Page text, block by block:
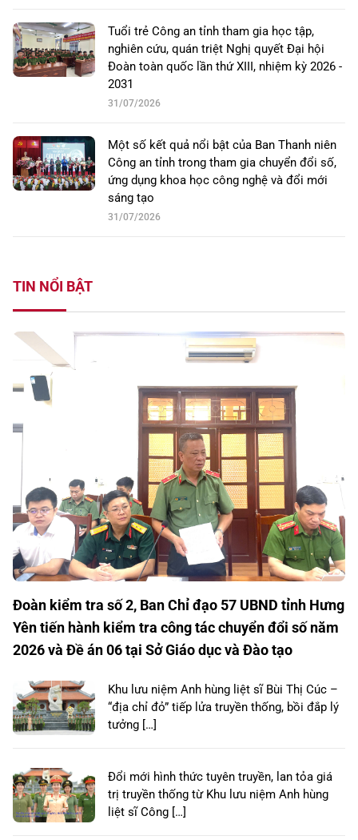
Tuổi trẻ Công an tỉnh tham gia học tập,
nghiên cứu, quán triệt Nghị quyết Đại hội
Đoàn toàn quốc lần thứ XIII, nhiệm kỳ 2026 -
2031
31/07/2026
Một số kết quả nổi bật của Ban Thanh niên
Công an tỉnh trong tham gia chuyển đổi số,
ứng dụng khoa học công nghệ và đổi mới
sáng tạo
31/07/2026
TIN NỔI BẬT
Đoàn kiểm tra số 2, Ban Chỉ đạo 57 UBND tỉnh Hưng
Yên tiến hành kiểm tra công tác chuyển đổi số năm
2026 và Đề án 06 tại Sở Giáo dục và Đào tạo
Khu lưu niệm Anh hùng liệt sĩ Bùi Thị Cúc –
“địa chỉ đỏ” tiếp lửa truyền thống, bồi đắp lý
tưởng […]
Đổi mới hình thức tuyên truyền, lan tỏa giá
trị truyền thống từ Khu lưu niệm Anh hùng
liệt sĩ Công […]